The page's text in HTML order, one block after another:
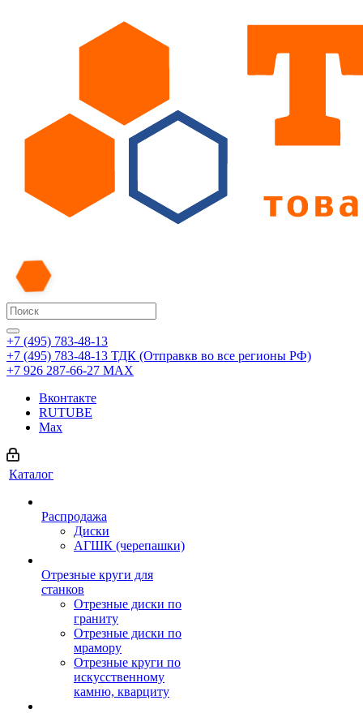
+7 (495) 783-48-13
+7 (495) 783-48-13 ТДК (Отправкв во все регионы РФ)
+7 926 287-66-27 МАХ
Вконтакте
RUTUBE
Max
Каталог
Распродажа
Диски
АГШК (черепашки)
Отрезные круги для
станков
Отрезные диски по
граниту
Отрезные диски по
мрамору
Отрезные круги по
искусственному
камню, кварциту